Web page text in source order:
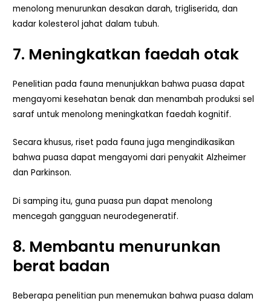
menolong menurunkan desakan darah, trigliserida, dan
kadar kolesterol jahat dalam tubuh.
7. Meningkatkan faedah otak
Penelitian pada fauna menunjukkan bahwa puasa dapat
mengayomi kesehatan benak dan menambah produksi sel
saraf untuk menolong meningkatkan faedah kognitif.
Secara khusus, riset pada fauna juga mengindikasikan
bahwa puasa dapat mengayomi dari penyakit Alzheimer
dan Parkinson.
Di samping itu, guna puasa pun dapat menolong
mencegah gangguan neurodegeneratif.
8. Membantu menurunkan
berat badan
Beberapa penelitian pun menemukan bahwa puasa dalam